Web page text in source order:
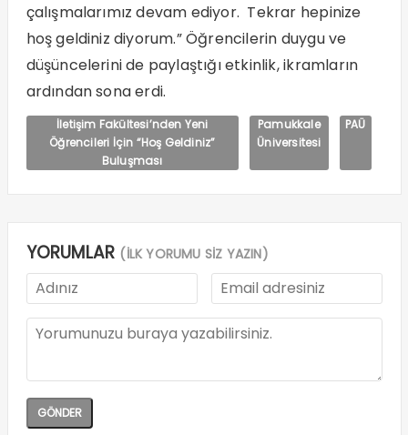
çalışmalarımız devam ediyor. Tekrar hepinize
hoş geldiniz diyorum.” Öğrencilerin duygu ve
düşüncelerini de paylaştığı etkinlik, ikramların
ardından sona erdi.
İletişim Fakültesi’nden Yeni
Öğrencileri İçin “Hoş Geldiniz”
Buluşması
Pamukkale
Üniversitesi
PAÜ
YORUMLAR (İLK YORUMU SİZ YAZIN)